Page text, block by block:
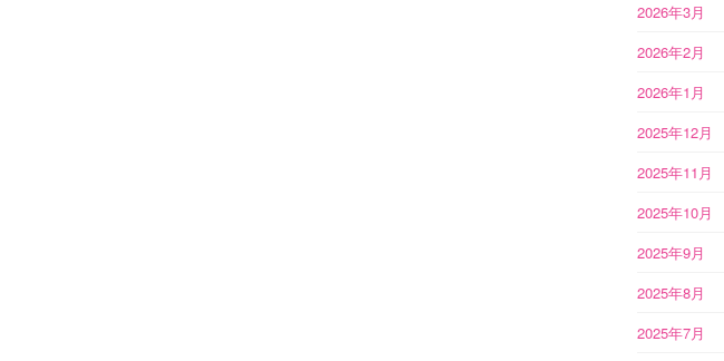
2026年3月
2026年2月
2026年1月
2025年12月
2025年11月
2025年10月
2025年9月
2025年8月
2025年7月